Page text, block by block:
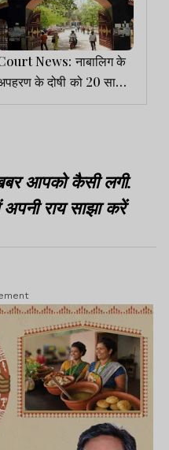
News: नाबालिग के
के दोषी को 20 साल
सजा, 35 हजार जुर्माना भी
आपको कैसी लगी.
राय साझा करें